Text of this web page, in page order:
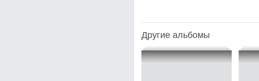
Другие альбомы